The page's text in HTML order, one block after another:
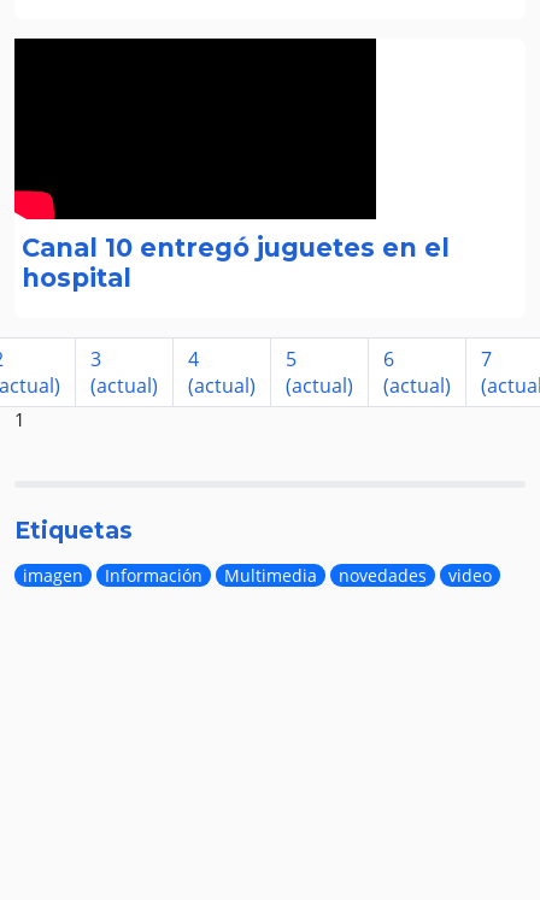
Canal 10 entregó juguetes en el
hospital
3
(actual)
4
(actual)
5
(actual)
6
(actual)
7
1
Etiquetas
imagen Información Multimedia novedades video